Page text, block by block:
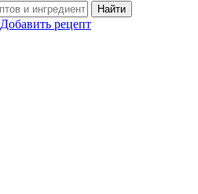
Добавить рецепт